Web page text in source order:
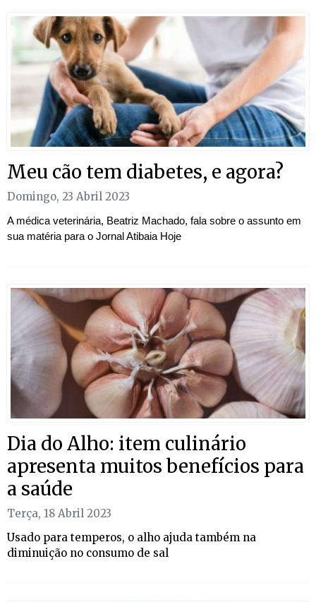
Meu cão tem diabetes, e agora?
Domingo, 23 Abril 2023
A médica veterinária, Beatriz Machado, fala sobre o assunto em
sua matéria para o Jornal Atibaia Hoje
Dia do Alho: item culinário
apresenta muitos benefícios para
a saúde
Terça, 18 Abril 2023
Usado para temperos, o alho ajuda também na
diminuição no consumo de sal